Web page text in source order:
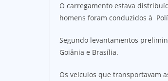
O carregamento estava
homens foram conduzidos à
Segundo levantamentos
Goiânia e Brasília.
Os veículos que transportavam